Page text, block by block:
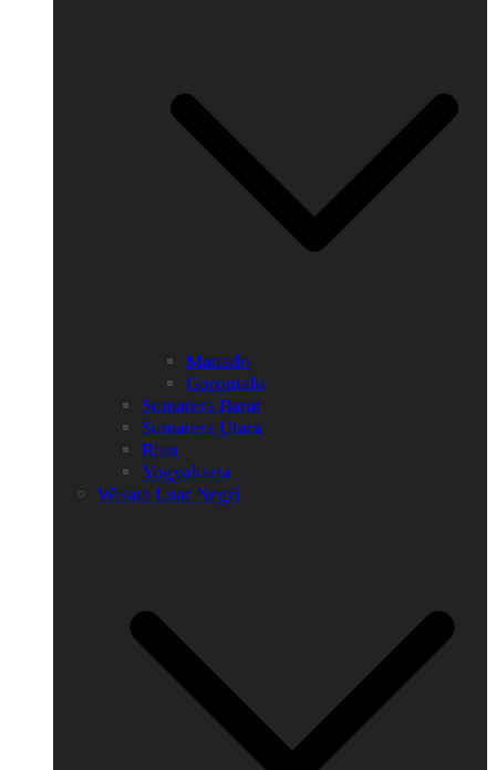
Manado
Gorontalo
Sumatera Barat
Sumatera Utara
Riau
Yogyakarta
Wisata Luar Negri